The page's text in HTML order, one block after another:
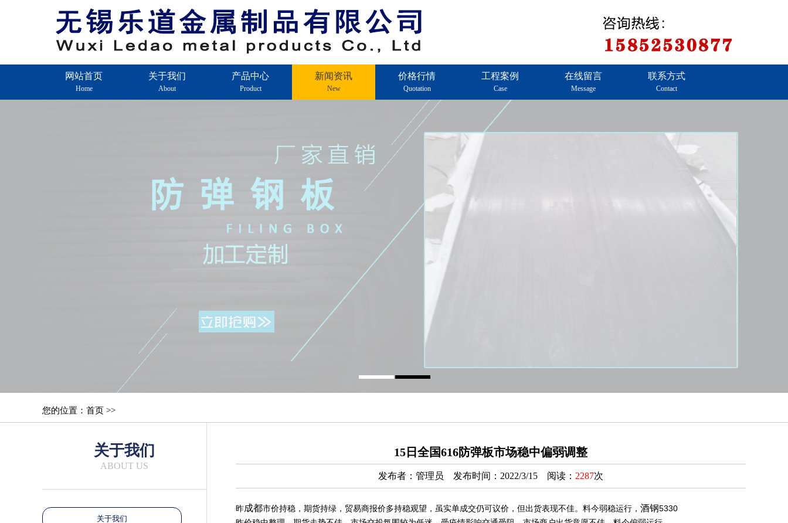
网站首页
Home
关于我们
About
产品中心
Product
新闻资讯
New
价格行情
Quotation
工程案例
Case
在线留言
Message
联系方式
Contact
您的位置：首页 >>
关于我们
ABOUT US
关于我们
15日全国616防弹板市场稳中偏弱调整
发布者：管理员 发布时间：2022/3/15 阅读： 2287次
昨成都市价持稳，期货持绿，贸易商报价多持稳观望，虽实单成交仍可议价，但出货表现不佳。料今弱稳运行， 酒钢5330